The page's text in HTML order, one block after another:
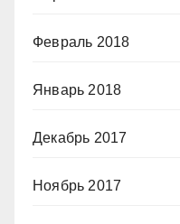
Февраль 2018
Январь 2018
Декабрь 2017
Ноябрь 2017